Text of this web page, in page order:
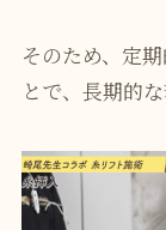
そのため、定
とで、長期的